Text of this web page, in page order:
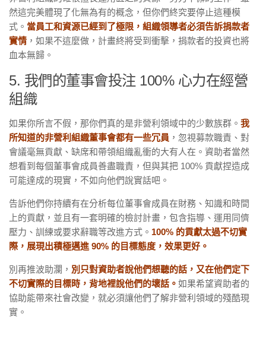
然這完美體現了化無為有的概念，但你們終究要停止這種模
式。 當員工和資源已經到了極限，組織領導者必須告訴捐款者
實情 ，如果不這麼做，計畫終將受到衝擊，捐款者的投資也將
血本無歸。
5. 我們的董事會投注 100% 心力在經營
組織
如果你所言不假，那你們真的是非營利領域中的少數族群。 我
所知道的非營利組織董事會都有一些冗員 ，忽視募款職責、對
會議毫無貢獻、缺席和帶領組織亂衝的大有人在。資助者當然
想看到每個董事會成員善盡職責，但與其把 100% 貢獻捏造成
可能達成的現實，不如向他們說實話吧。
告訴他們你持續有在分析每位董事會成員在財務、知識和時間
上的貢獻，並且有一套明確的檢討計畫，包含指導、運用同儕
壓力、訓練或要求辭職等改進方式。 100% 的貢獻太過不切實
際，展現出積極邁進 90% 的目標態度，效果更好。
別再推波助瀾， 別只對資助者說他們想聽的話，又在他們定下
不切實際的目標時，背地裡說他們的壞話。 如果希望資助者的
協助能帶來社會改變，就必須讓他們了解非營利領域的殘酷現
實。